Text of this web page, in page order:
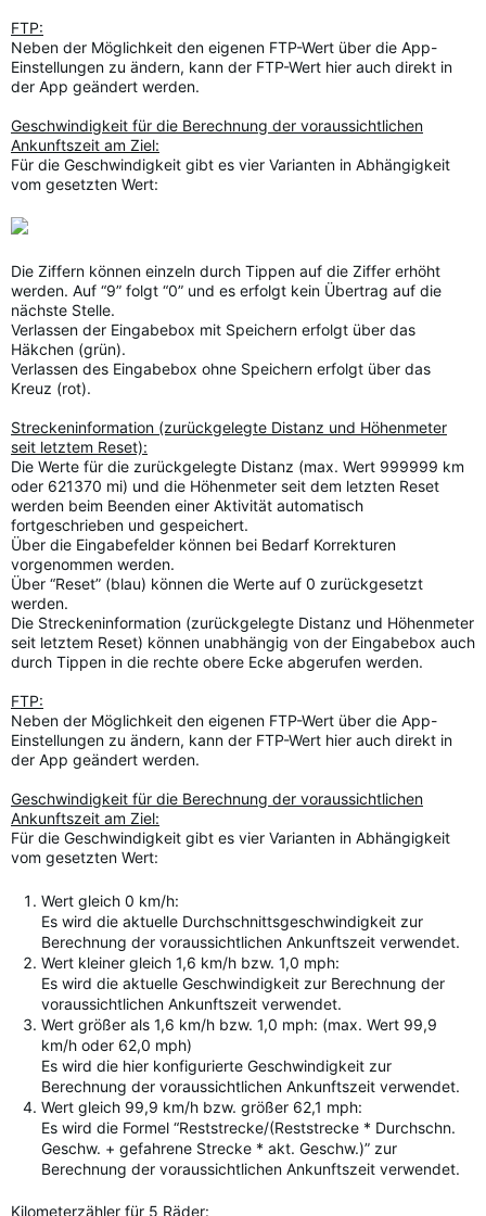
FTP:
Neben der Möglichkeit den eigenen FTP-Wert über die App-
Einstellungen zu ändern, kann der FTP-Wert hier auch direkt in
der App geändert werden.
Geschwindigkeit für die Berechnung der voraussichtlichen
Ankunftszeit am Ziel:
Für die Geschwindigkeit gibt es vier Varianten in Abhängigkeit
vom gesetzten Wert:
Die Ziffern können einzeln durch Tippen auf die Ziffer erhöht
werden. Auf “9” folgt “0” und es erfolgt kein Übertrag auf die
nächste Stelle.
Verlassen der Eingabebox mit Speichern erfolgt über das
Häkchen (grün).
Verlassen des Eingabebox ohne Speichern erfolgt über das
Kreuz (rot).
Streckeninformation (zurückgelegte Distanz und Höhenmeter
seit letztem Reset):
Die Werte für die zurückgelegte Distanz (max. Wert 999999 km
oder 621370 mi) und die Höhenmeter seit dem letzten Reset
werden beim Beenden einer Aktivität automatisch
fortgeschrieben und gespeichert.
Über die Eingabefelder können bei Bedarf Korrekturen
vorgenommen werden.
Über “Reset” (blau) können die Werte auf 0 zurückgesetzt
werden.
Die Streckeninformation (zurückgelegte Distanz und Höhenmeter
seit letztem Reset) können unabhängig von der Eingabebox auch
durch Tippen in die rechte obere Ecke abgerufen werden.
FTP:
Neben der Möglichkeit den eigenen FTP-Wert über die App-
Einstellungen zu ändern, kann der FTP-Wert hier auch direkt in
der App geändert werden.
Geschwindigkeit für die Berechnung der voraussichtlichen
Ankunftszeit am Ziel:
Für die Geschwindigkeit gibt es vier Varianten in Abhängigkeit
vom gesetzten Wert:
Wert gleich 0 km/h:
Es wird die aktuelle Durchschnittsgeschwindigkeit zur
Berechnung der voraussichtlichen Ankunftszeit verwendet.
Wert kleiner gleich 1,6 km/h bzw. 1,0 mph:
Es wird die aktuelle Geschwindigkeit zur Berechnung der
voraussichtlichen Ankunftszeit verwendet.
Wert größer als 1,6 km/h bzw. 1,0 mph: (max. Wert 99,9
km/h oder 62,0 mph)
Es wird die hier konfigurierte Geschwindigkeit zur
Berechnung der voraussichtlichen Ankunftszeit verwendet.
Wert gleich 99,9 km/h bzw. größer 62,1 mph:
Es wird die Formel “Reststrecke/(Reststrecke * Durchschn.
Geschw. + gefahrene Strecke * akt. Geschw.)” zur
Berechnung der voraussichtlichen Ankunftszeit verwendet.
Kilometerzähler für 5 Räder: